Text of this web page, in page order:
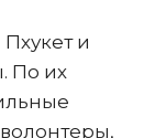
и
По их